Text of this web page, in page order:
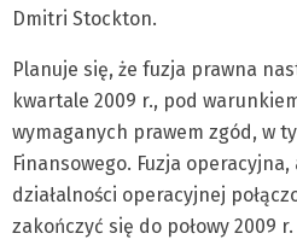
Dmitri Stockton.
Planuje się, że fuzja prawna
kwartale 2009 r., pod
wymaganych prawem zgód, w
Finansowego. Fuzja
działalności operacyjnej
zakończyć się do połowy 2009